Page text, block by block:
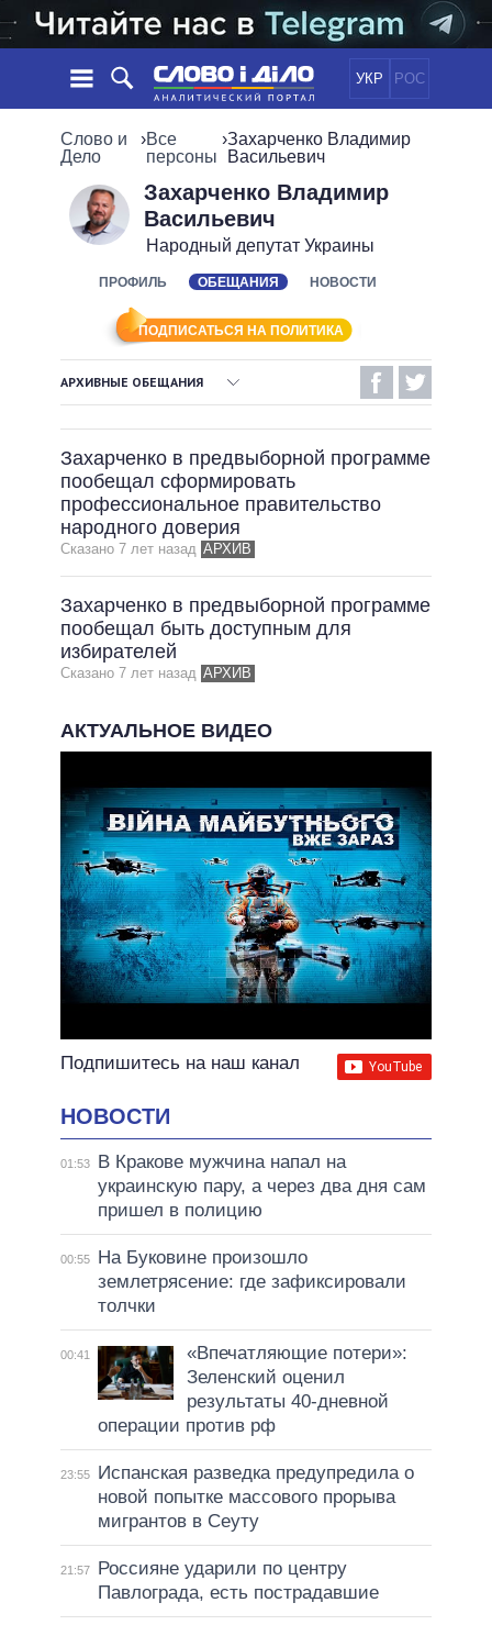
УКР РОС
НОВОСТИ
ЛЕНТА
СОБЫТИЯ
МНЕНИЯ
ОБЗОРЫ
ДАЙДЖЕСТЫ
ПОЛИТИКА
ЭКОНОМИКА
ОБЩЕСТВО
МИР
ОБЕЩАНИЯ
ПОЛИТИКИ
ВСЕ ПОЛИТИКИ
ПРЕЗИДЕНТ И ОФИС
ВЕРХОВНАЯ РАДА
КАБИНЕТ МИНИСТРОВ
ВСЕ ПЕРСОНЫ
ИНФОГРАФИКА
ВИДЕО
ПОДДЕРЖАТЬ
СРАВНЕНИЕ ПОЛИТИКОВ
Слово и
Дело
›Все
персоны
›Захарченко Владимир
Васильевич
Захарченко Владимир
Васильевич
Народный депутат Украины
ПРОФИЛЬ ОБЕЩАНИЯ НОВОСТИ
ПОДПИСАТЬСЯ НА ПОЛИТИКА
АРХИВНЫЕ ОБЕЩАНИЯ
НЕВЫПОЛНЕННЫЕ ОБЕЩАНИЯ
ОБЕЩАНИЯ В ПРОЦЕССЕ
ВСЕ ОБЕЩАНИЯ
АРХИВНЫЕ ОБЕЩАНИЯ
Захарченко в предвыборной программе
пообещал сформировать
профессиональное правительство
народного доверия
Сказано 7 лет назад АРХИВ
Захарченко в предвыборной программе
пообещал быть доступным для
избирателей
Сказано 7 лет назад АРХИВ
АКТУАЛЬНОЕ ВИДЕО
Подпишитесь на наш канал
НОВОСТИ
01:53
В Кракове мужчина напал на
украинскую пару, а через два дня сам
пришел в полицию
00:55
На Буковине произошло
землетрясение: где зафиксировали
толчки
00:41
«Впечатляющие потери»:
Зеленский оценил
результаты 40-дневной
операции против рф
23:55
Испанская разведка предупредила о
новой попытке массового прорыва
мигрантов в Сеуту
21:57
Россияне ударили по центру
Павлограда, есть пострадавшие